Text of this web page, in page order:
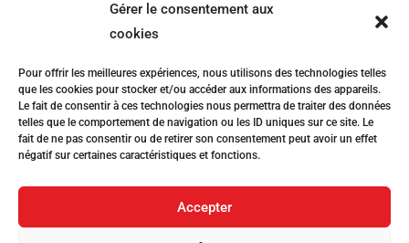
Gérer le consentement aux
cookies
Pour offrir les meilleures expériences, nous utilisons des technologies telles
que les cookies pour stocker et/ou accéder aux informations des appareils.
Le fait de consentir à ces technologies nous permettra de traiter des données
telles que le comportement de navigation ou les ID uniques sur ce site. Le
fait de ne pas consentir ou de retirer son consentement peut avoir un effet
négatif sur certaines caractéristiques et fonctions.
Accepter
Contact
Mail: info(at)trovatelli.ch
Téléphone:+41 21 625 25 47
© 2025 – Trovatelli Architecture SA